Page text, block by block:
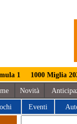
1 1000 Miglia
Novità
Eventi